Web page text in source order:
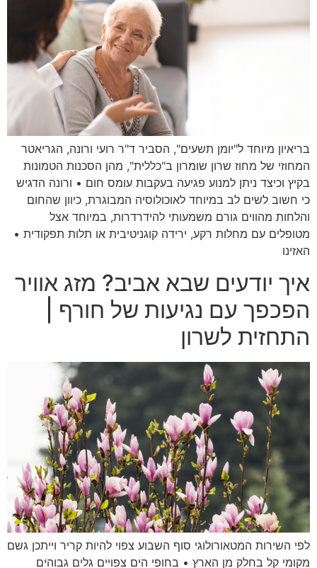
בריאיון מיוחד ל"יומן תשעים", הסביר ד"ר רועי ורונה, הגריאטר
המחוזי של מחוז שרון שומרון ב"כללית", מהן הסכנות הטמונות
בקיץ וכיצד ניתן למנוע פגיעה בעקבות עומס חום • ורונה הדגיש
כי חשוב לשים לב במיוחד לאוכולוסיה המבוגרת, כיוון שהחום
והלחות מהווים גורם משמעותי להידרדרות, במיוחד אצל
מטופלים עם מחלות רקע, ירידה קוגניטיבית או תלות תפקודית •
האזינו
איך יודעים שבא אביב? מזג אוויר
הפכפך עם נגיעות של חורף |
התחזית לשרון
לפי השירות המטאורולוגי סוף השבוע צפוי להיות קריר וייתכן גשם
מקומי קל בחלק מן הארץ • בחופי הים צפויים גלים גבוהים